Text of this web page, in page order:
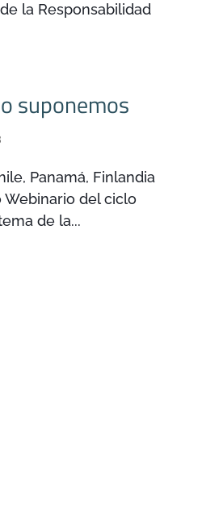
la Responsabilidad
suponemos
Panamá, Finlandia
Webinario del ciclo
de la...